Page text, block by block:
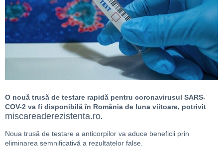
O nouă trusă de testare rapidă pentru coronavirusul SARS-
COV-2 va fi disponibilă în România de luna viitoare, potrivit
miscareaderezistenta.ro.
Noua trusă de testare a anticorpilor va aduce beneficii prin
eliminarea semnificativă a rezultatelor false.